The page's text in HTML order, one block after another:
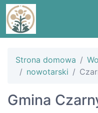
Strona domowa
nowotarski
Gmina